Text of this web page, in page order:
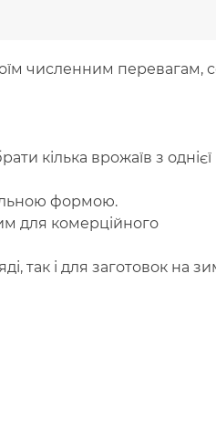
численним перевагам,
кілька врожаїв з однієї
формою.
для комерційного
так і для заготовок на